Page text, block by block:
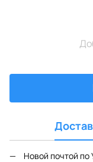
Новой почтой